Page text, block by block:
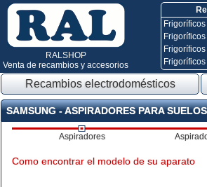
RALSHOP
Venta de recambios y accesorios
Frigoríficos
Frigoríficos
Frigoríficos
Recambios electrodomésticos
SAMSUNG - ASPIRADORES PARA
Aspiradores
Como encontrar el modelo de su aparato